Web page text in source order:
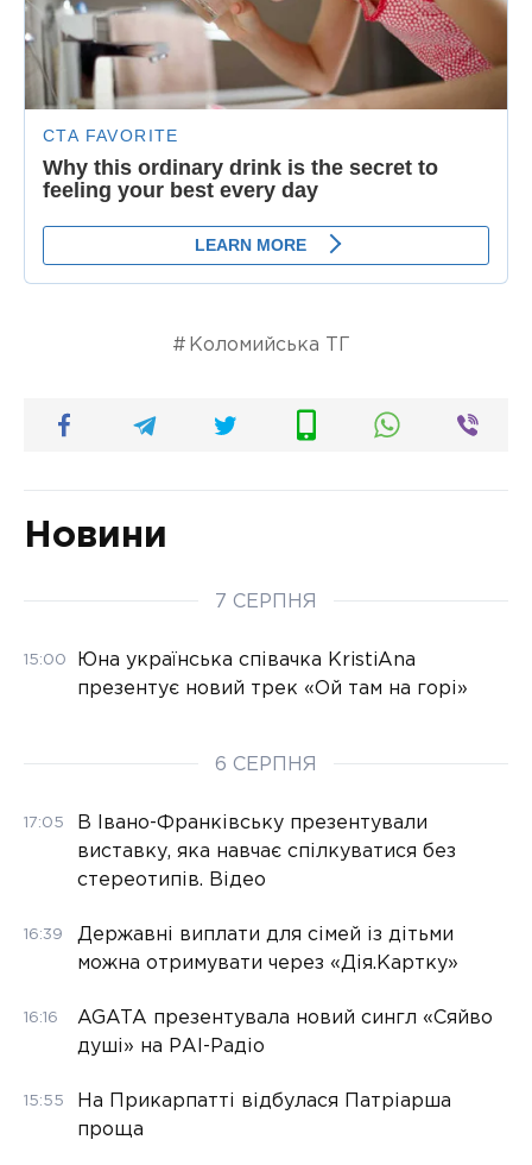
Коломийська ТГ
Новини
7 СЕРПНЯ
15:00
Юна українська співачка KristiAna
презентує новий трек «Ой там на горі»
6 СЕРПНЯ
17:05
В Івано-Франківську презентували
виставку, яка навчає спілкуватися без
стереотипів. Відео
16:39
Державні виплати для сімей із дітьми
можна отримувати через «Дія.Картку»
16:16
AGATA презентувала новий сингл «Сяйво
душі» на РАІ-Радіо
15:55
На Прикарпатті відбулася Патріарша
проща